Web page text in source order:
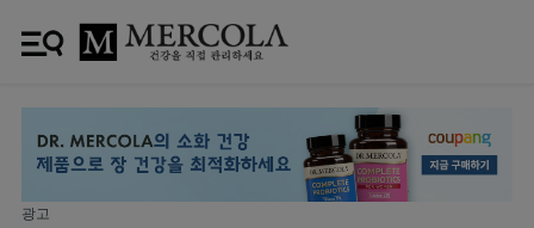
광고